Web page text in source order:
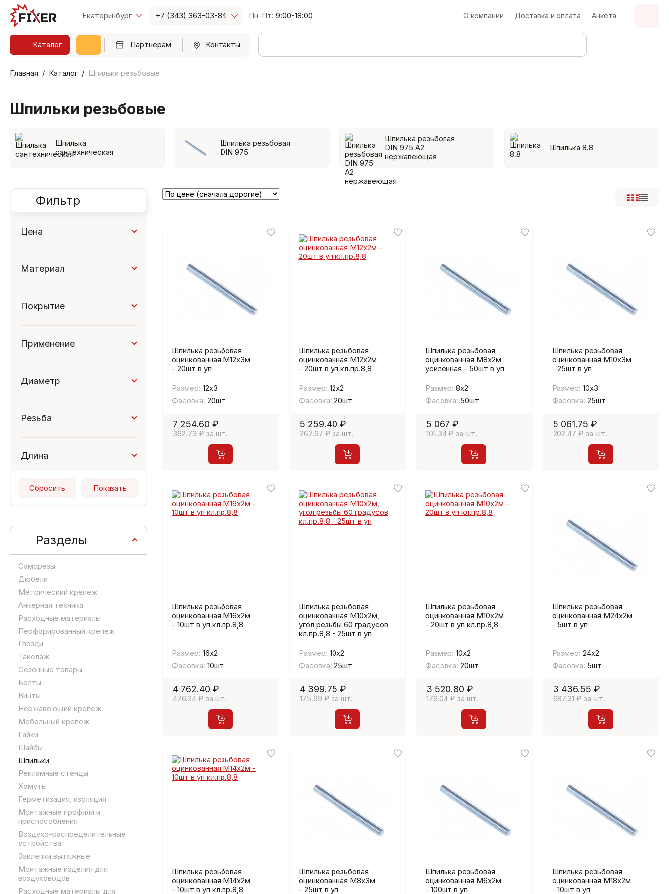
Екатеринбург +7 (343) 363-03-84 Пн-Пт: 9:00-18:00 О компании Доставка и оплата Анкета
Каталог Партнерам Контакты
Главная Каталог Шпильки резьбовые
Шпильки резьбовые
Шпилька
сантехническая
Шпилька резьбовая
DIN 975
Шпилька резьбовая
DIN 975 A2
нержавеющая
Шпилька 8.8
Фильтр
Цена
Материал
Покрытие
Применение
Кирпич полнотелый
Диаметр
Резьба
22
Длина
180
220
Разделы
Саморезы
Дюбели
Метрический крепеж
Анкерная техника
Расходные материалы
Перфорированный крепеж
Гвозди
Такелаж
Сезонные товары
Болты
Винты
Нержавеющий крепеж
Мебельный крепеж
Гайки
Шайбы
Шпильки
Рекламные стенды
Хомуты
Герметизация, изоляция
Монтажные профили и
приспособления
Воздухо-распределительные
устройства
Заклепки вытяжные
Монтажные изделия для
воздуховодов
Расходные материалы для
Шпилька резьбовая
оцинкованная М12х3м
- 20шт в уп
Размер: 12х3
Фасовка: 20шт
7 254.60 ₽
362.73 ₽ за шт.
Шпилька резьбовая
оцинкованная М12х2м
- 20шт в уп кл.пр.8,8
Размер: 12х2
Фасовка: 20шт
5 259.40 ₽
262.97 ₽ за шт.
Шпилька резьбовая
оцинкованная М8х2м
усиленная - 50шт в уп
Размер: 8х2
Фасовка: 50шт
5 067 ₽
101.34 ₽ за шт.
Шпилька резьбовая
оцинкованная М10х3м
- 25шт в уп
Размер: 10х3
Фасовка: 25шт
5 061.75 ₽
202.47 ₽ за шт.
Шпилька резьбовая
оцинкованная М16х2м
- 10шт в уп кл.пр.8,8
Размер: 16х2
Фасовка: 10шт
4 762.40 ₽
476.24 ₽ за шт.
Шпилька резьбовая
оцинкованная М10х2м,
угол резьбы 60 градусов
кл.пр.8,8 - 25шт в уп
Размер: 10х2
Фасовка: 25шт
4 399.75 ₽
175.99 ₽ за шт.
Шпилька резьбовая
оцинкованная М10х2м
- 20шт в уп кл.пр.8,8
Размер: 10х2
Фасовка: 20шт
3 520.80 ₽
176.04 ₽ за шт.
Шпилька резьбовая
оцинкованная М24х2м
- 5шт в уп
Размер: 24х2
Фасовка: 5шт
3 436.55 ₽
687.31 ₽ за шт.
Шпилька резьбовая
оцинкованная М14х2м
- 10шт в уп кл.пр.8,8
Шпилька резьбовая
оцинкованная М8х3м
- 25шт в уп
Шпилька резьбовая
оцинкованная М6х2м
- 100шт в уп
Шпилька резьбовая
оцинкованная М18х2м
- 10шт в уп